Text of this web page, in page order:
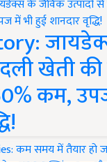
खेती की
कम,